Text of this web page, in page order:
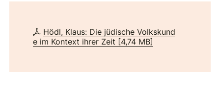
Hödl, Klaus: Die jüdische Volkskund
e im Kontext ihrer Zeit [4,74 MB]